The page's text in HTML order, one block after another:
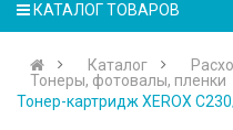
КАТАЛОГ ТОВАРОВ
Каталог
Тонеры, фотовалы, пленки
Тонер-картридж XEROX